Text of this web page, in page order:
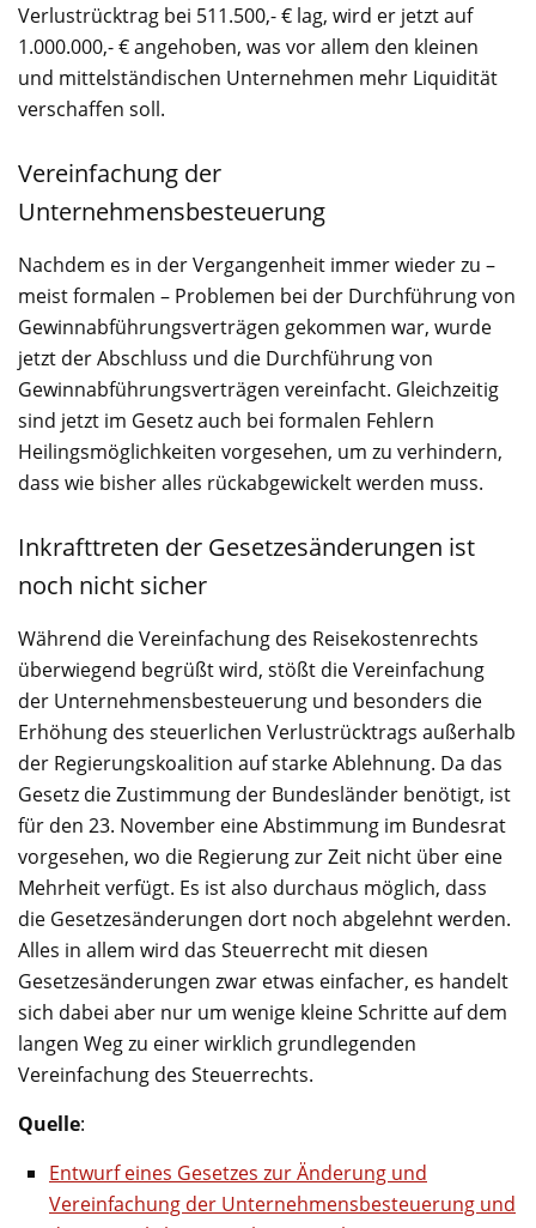
Verlustrücktrag bei 511.500,- € lag, wird er jetzt auf
1.000.000,- € angehoben, was vor allem den kleinen
und mittelständischen Unternehmen mehr Liquidität
verschaffen soll.
Vereinfachung der
Unternehmensbesteuerung
Nachdem es in der Vergangenheit immer wieder zu –
meist formalen – Problemen bei der Durchführung von
Gewinnabführungsverträgen gekommen war, wurde
jetzt der Abschluss und die Durchführung von
Gewinnabführungsverträgen vereinfacht. Gleichzeitig
sind jetzt im Gesetz auch bei formalen Fehlern
Heilingsmöglichkeiten vorgesehen, um zu verhindern,
dass wie bisher alles rückabgewickelt werden muss.
Inkrafttreten der Gesetzesänderungen ist
noch nicht sicher
Während die Vereinfachung des Reisekostenrechts
überwiegend begrüßt wird, stößt die Vereinfachung
der Unternehmensbesteuerung und besonders die
Erhöhung des steuerlichen Verlustrücktrags außerhalb
der Regierungskoalition auf starke Ablehnung. Da das
Gesetz die Zustimmung der Bundesländer benötigt, ist
für den 23. November eine Abstimmung im Bundesrat
vorgesehen, wo die Regierung zur Zeit nicht über eine
Mehrheit verfügt. Es ist also durchaus möglich, dass
die Gesetzesänderungen dort noch abgelehnt werden.
Alles in allem wird das Steuerrecht mit diesen
Gesetzesänderungen zwar etwas einfacher, es handelt
sich dabei aber nur um wenige kleine Schritte auf dem
langen Weg zu einer wirklich grundlegenden
Vereinfachung des Steuerrechts.
Quelle:
Entwurf eines Gesetzes zur Änderung und
Vereinfachung der Unternehmensbesteuerung und